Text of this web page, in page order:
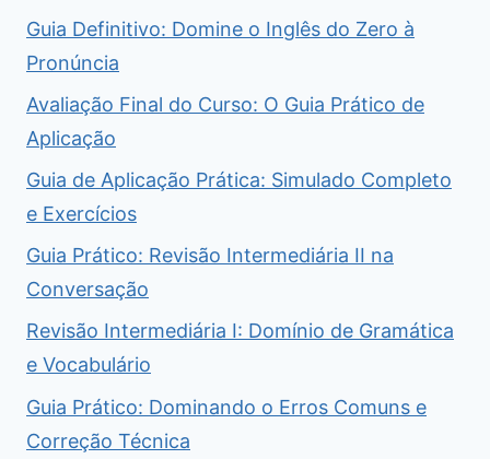
Guia Definitivo: Domine o Inglês do Zero à
Pronúncia
Avaliação Final do Curso: O Guia Prático de
Aplicação
Guia de Aplicação Prática: Simulado Completo
e Exercícios
Guia Prático: Revisão Intermediária II na
Conversação
Revisão Intermediária I: Domínio de Gramática
e Vocabulário
Guia Prático: Dominando o Erros Comuns e
Correção Técnica